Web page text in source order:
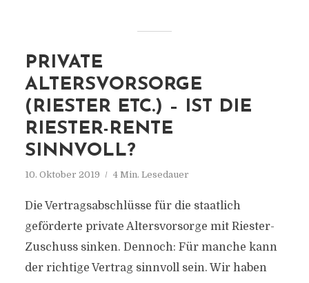
PRIVATE
ALTERSVORSORGE
(RIESTER ETC.) – IST DIE
RIESTER-RENTE
SINNVOLL?
10. Oktober 2019 4 Min. Lesedauer
Die Vertragsabschlüsse für die staatlich
geförderte private Altersvorsorge mit Riester-
Zuschuss sinken. Dennoch: Für manche kann
der richtige Vertrag sinnvoll sein. Wir haben